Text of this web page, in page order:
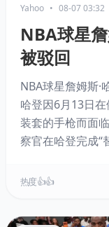
Yahoo • 08-07 03:32
NBA球星
被驳回
NBA球星詹姆斯·
哈登因6月13日
装套的手枪而面
察官在哈登完成“
开回应。此案不
热度 👍👍